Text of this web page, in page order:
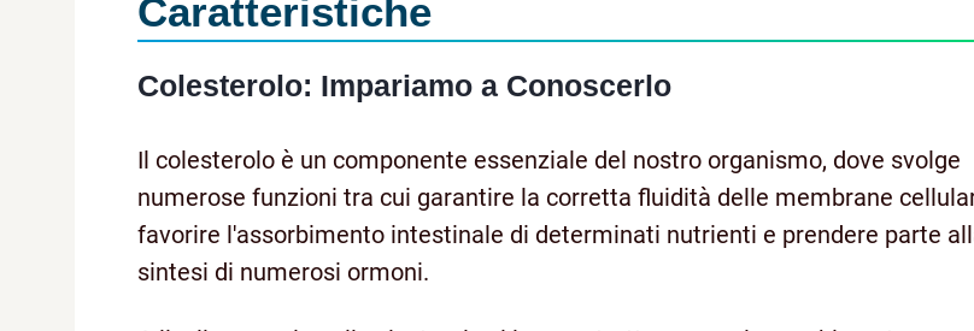
Caratteristiche
Colesterolo: Impariamo a Conoscerlo
Il colesterolo è un componente essenziale del nostro organismo, dove svolge
numerose funzioni tra cui garantire la corretta fluidità delle membrane
favorire l'assorbimento intestinale di determinati nutrienti e prendere parte
sintesi di numerosi ormoni.